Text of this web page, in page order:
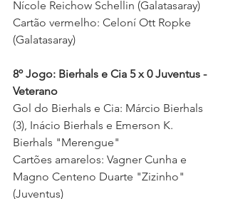
Nícole Reichow Schellin (Galatasaray)
Cartão vermelho: Celoní Ott Ropke
(Galatasaray)
8º Jogo: Bierhals e Cia 5 x 0 Juventus -
Veterano
Gol do Bierhals e Cia: Márcio Bierhals
(3), Inácio Bierhals e Emerson K.
Bierhals "Merengue"
Cartões amarelos: Vagner Cunha e
Magno Centeno Duarte "Zizinho"
(Juventus)